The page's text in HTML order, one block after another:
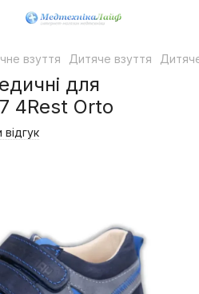
взуття Дитяче взуття
для
4Rest Orto